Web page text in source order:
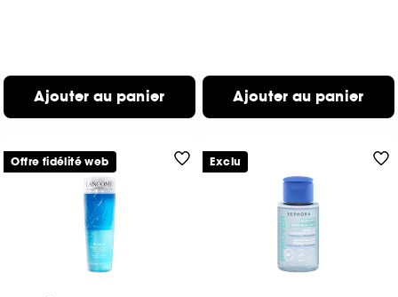
Ajouter au panier Ajouter au panier
Offre fidélité web Exclu